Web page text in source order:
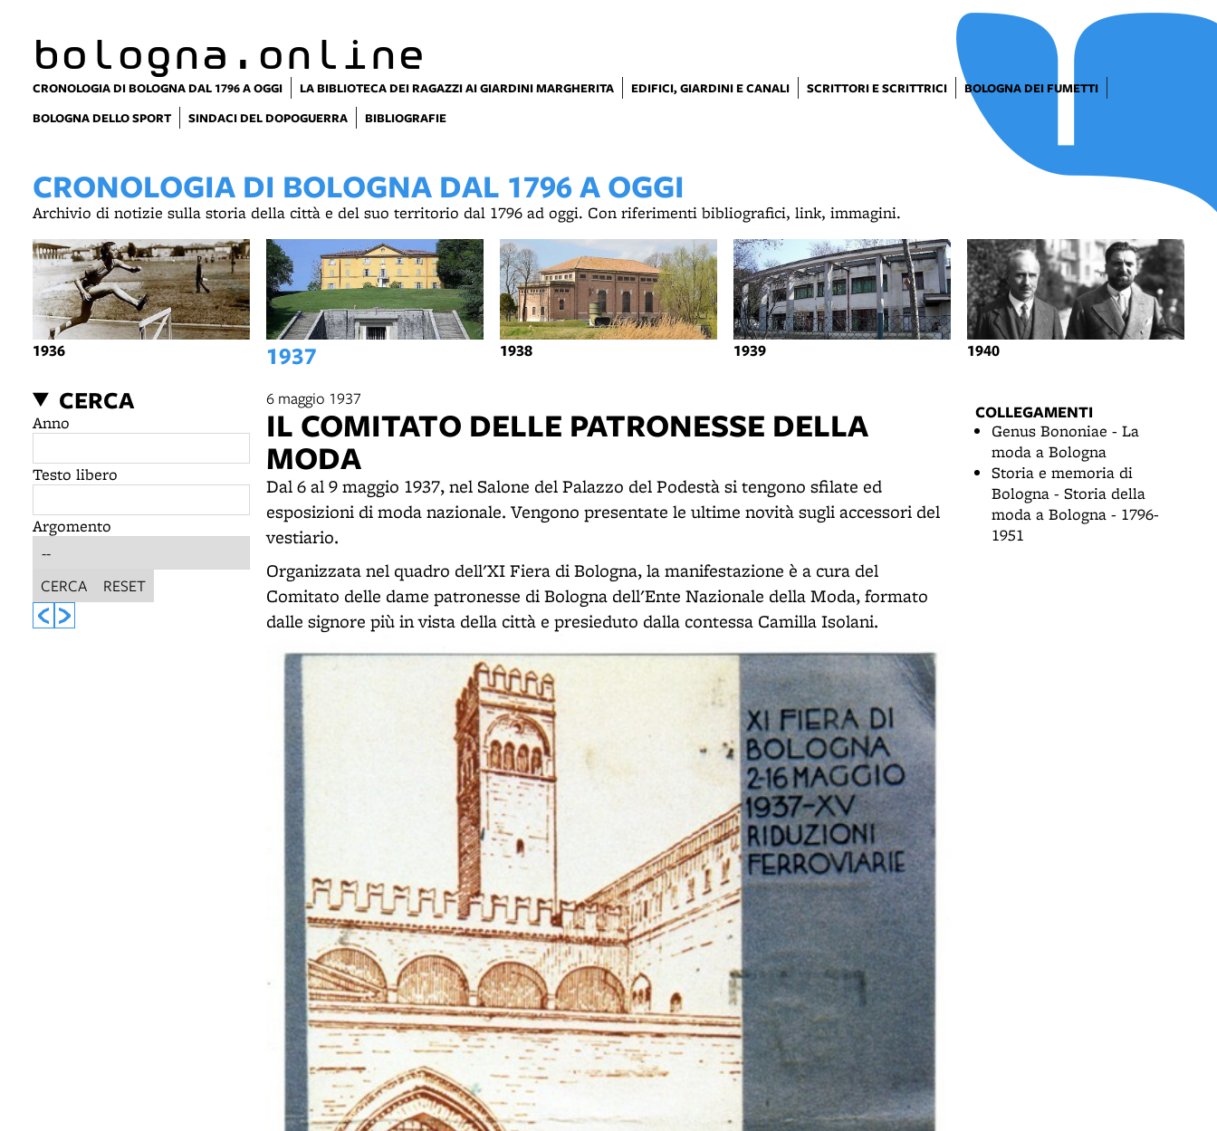
bologna.online
CRONOLOGIA DI BOLOGNA DAL 1796 A OGGI LA BIBLIOTECA DEI RAGAZZI AI GIARDINI MARGHERITA EDIFICI, GIARDINI E CANALI SCRITTORI E SCRITTRICI
BOLOGNA DEI FUMETTI
BOLOGNA DELLO SPORT
SINDACI DEL DOPOGUERRA BIBLIOGRAFIE
CRONOLOGIA DI BOLOGNA DAL 1796 A OGGI
Archivio di notizie sulla storia della città e del suo territorio dal 1796 ad oggi. Con riferimenti bibliografici, link, immagini.
1936 1937 1938 1939 1940
CERCA
Anno
Testo libero
Argomento
CERCA RESET
6 maggio 1937
IL COMITATO DELLE PATRONESSE DELLA
MODA
Dal 6 al 9 maggio 1937, nel Salone del Palazzo del Podestà si tengono sfilate ed
esposizioni di moda nazionale. Vengono presentate le ultime novità sugli accessori del
vestiario.
Organizzata nel quadro dell'XI Fiera di Bologna, la manifestazione è a cura del
Comitato delle dame patronesse di Bologna dell'Ente Nazionale della Moda, formato
dalle signore più in vista della città e presieduto dalla contessa Camilla Isolani.
COLLEGAMENTI
Genus Bononiae - La
moda a Bologna
Storia e memoria di
Bologna - Storia della
moda a Bologna - 1796-
1951